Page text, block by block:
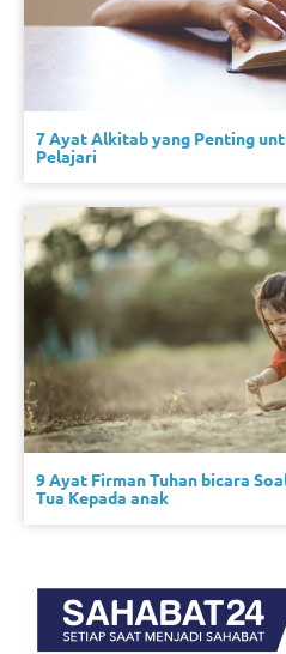
7 Ayat Alkitab yang Penting
Pelajari
9 Ayat Firman Tuhan bicara
Tua Kepada anak